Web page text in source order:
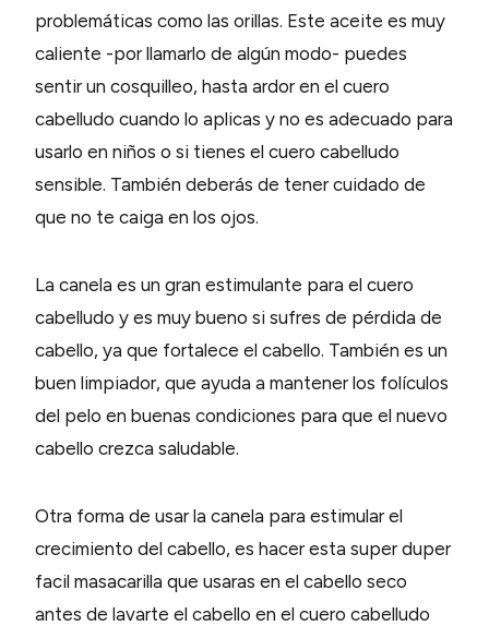
problemáticas como las orillas. Este aceite es muy
caliente -por llamarlo de algún modo- puedes
sentir un cosquilleo, hasta ardor en el cuero
cabelludo cuando lo aplicas y no es adecuado para
usarlo en niños o si tienes el cuero cabelludo
sensible. También deberás de tener cuidado de
que no te caiga en los ojos.
La canela es un gran estimulante para el cuero
cabelludo y es muy bueno si sufres de pérdida de
cabello, ya que fortalece el cabello. También es un
buen limpiador, que ayuda a mantener los folículos
del pelo en buenas condiciones para que el nuevo
cabello crezca saludable.
Otra forma de usar la canela para estimular el
crecimiento del cabello, es hacer esta super duper
facil masacarilla que usaras en el cabello seco
antes de lavarte el cabello en el cuero cabelludo